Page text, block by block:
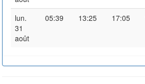
lun.
31
août
05:39 13:25 17:05